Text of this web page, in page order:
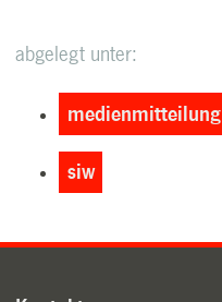
abgelegt unter:
medienmitteilung
siw